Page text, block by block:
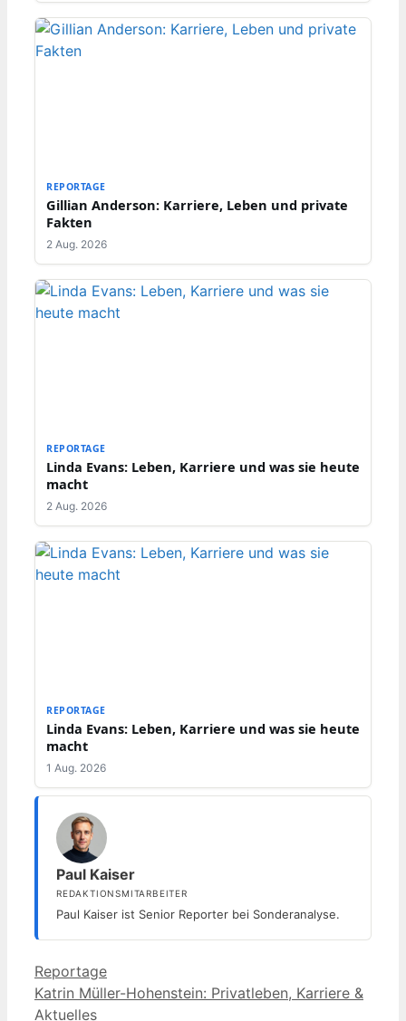
REPORTAGE
Gillian Anderson: Karriere, Leben und private
Fakten
2 Aug. 2026
REPORTAGE
Linda Evans: Leben, Karriere und was sie heute
macht
2 Aug. 2026
REPORTAGE
Linda Evans: Leben, Karriere und was sie heute
macht
1 Aug. 2026
Paul Kaiser
REDAKTIONSMITARBEITER
Paul Kaiser ist Senior Reporter bei Sonderanalyse.
Kategorien
Reportage
Katrin Müller-Hohenstein: Privatleben, Karriere &
Aktuelles